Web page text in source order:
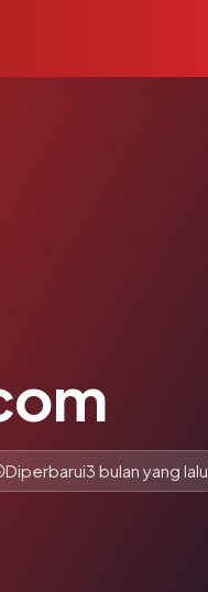
Diperbarui3 bulan yang lalu